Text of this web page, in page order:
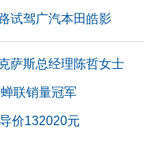
试驾广汽本田皓影
萨斯总经理陈哲女士
联销量冠军
价132020元